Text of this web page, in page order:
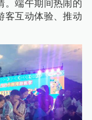
。端午期间热闹的
客互动体验、推动